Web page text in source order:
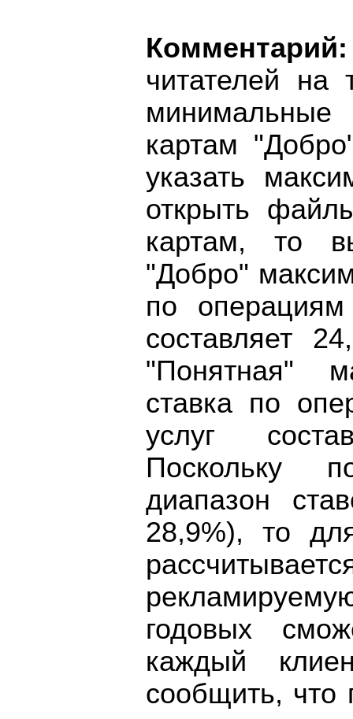
Комментарий:
читателей на
картам
указать
открыть
картам, то
"Добро"
по
составляет
"Понятная"
ставка по
услуг
Поскольку
диапазон
28,9%), то
годовых
каждый
сообщить,